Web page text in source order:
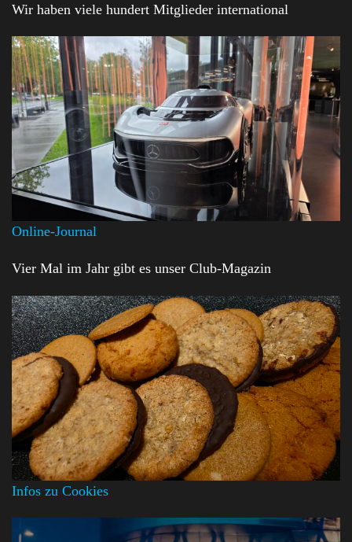
Wir haben viele hundert Mitglieder international
Online-Journal
Vier Mal im Jahr gibt es unser Club-Magazin
Infos zu Cookies